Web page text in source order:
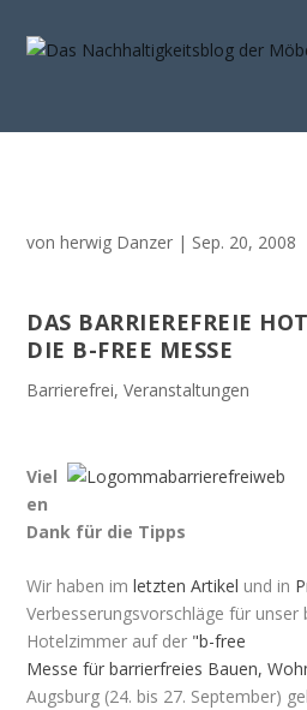
vonherwig Danzer | Sep. 20, 2008
DAS BARRIEREFREIE
DIE B-FREE MESSE
Barrierefrei,Veranstaltungen
Viel
en
Dank für die Tipps
Wir haben imletzten Artikel und in
Verbesserungsvorschläge für unser
Hotelzimmer auf der "b-free
Messe für barrierfreies Bauen,
Augsburg (24. bis 27. September)